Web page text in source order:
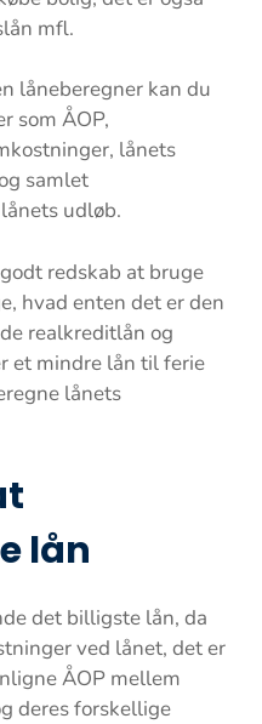
mfl.
låneberegner kan du
som ÅOP,
lånets
samlet
udløb.
redskab at bruge
hvad enten det er den
realkreditlån og
et mindre lån til ferie
lånets
lån
det billigste lån, da
ved lånet, det er
ÅOP mellem
deres forskellige